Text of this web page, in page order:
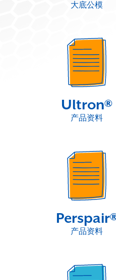
大底公模
Ultron®
产品资料
产品资料